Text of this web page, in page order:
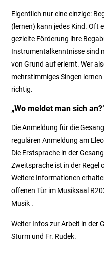
Eigentlich nur eine einzige:
(lernen) kann jedes Kind. Oft
gezielte Förderung ihre
Instrumentalkenntnisse sind
von Grund auf erlernt. Wer
mehrstimmiges Singen
richtig.
„Wo meldet man sich
Die Anmeldung für die
regulären Anmeldung am
Die Erstsprache in der
Zweitsprache ist in der Regel
Weitere Informationen
offenen Tür im Musiksaal
Musik .
Weiter Infos zur Arbeit in der
Sturm und Fr. Rudek.